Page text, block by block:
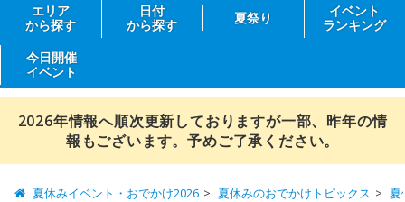
エリア
から探す
日付
から探す
夏祭り
イベント
ランキング
今日開催
イベント
2026年情報へ順次更新しておりますが一部、昨年の情
報もございます。予めご了承ください。
夏休みイベント・おでかけ2026 夏休みのおでかけトピックス 夏